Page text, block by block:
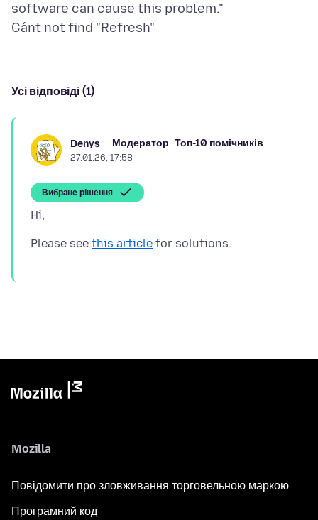
software can cause this problem."
Усі відповіді (1)
Denys Модератор Топ-10 помічників
27.01.26, 17:58
Вибране рішення
Please see this article
Mozilla
Повідомити про зловживання торговельною маркою
Програмний код